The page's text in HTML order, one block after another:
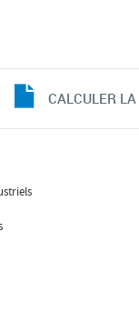
CALCULER